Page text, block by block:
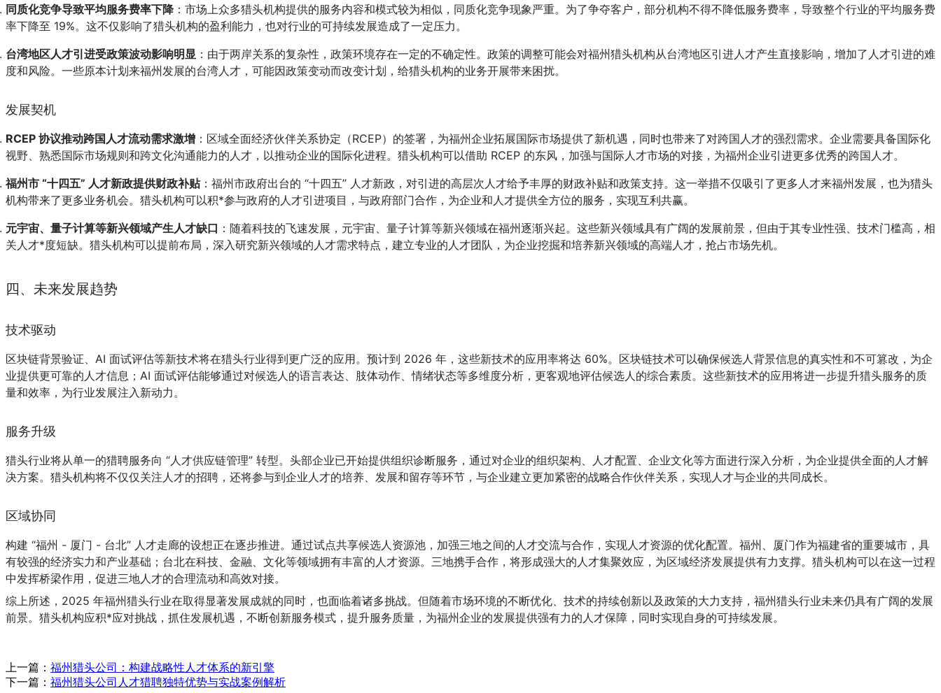
同质化竞争导致平均服务费率下降 ：市场上众多猎头机构提供的服务内容和模式较为相似，同质化竞争现象严重。为了争夺客户，部分机构不得不降低服务费率，导致整个行业的平均服务费
率下降至 19%。这不仅影响了猎头机构的盈利能力，也对行业的可持续发展造成了一定压力。
台湾地区人才引进受政策波动影响明显 ：由于两岸关系的复杂性，政策环境存在一定的不确定性。政策的调整可能会对福州猎头机构从台湾地区引进人才产生直接影响，增加了人才引进的难
度和风险。一些原本计划来福州发展的台湾人才，可能因政策变动而改变计划，给猎头机构的业务开展带来困扰。
发展契机
RCEP 协议推动跨国人才流动需求激增 ：区域全面经济伙伴关系协定（RCEP）的签署，为福州企业拓展国际市场提供了新机遇，同时也带来了对跨国人才的强烈需求。企业需要具备国际化
视野、熟悉国际市场规则和跨文化沟通能力的人才，以推动企业的国际化进程。猎头机构可以借助 RCEP 的东风，加强与国际人才市场的对接，为福州企业引进更多优秀的跨国人才。
福州市 “十四五” 人才新政提供财政补贴：福州市政府出台的 “十四五” 人才新政，对引进的高层次人才给予丰厚的财政补贴和政策支持。这一举措不仅吸引了更多人才来福州发展，也为猎头
机构带来了更多业务机会。猎头机构可以积*参与政府的人才引进项目，与政府部门合作，为企业和人才提供全方位的服务，实现互利共赢。
元宇宙、量子计算等新兴领域产生人才缺口 ：随着科技的飞速发展，元宇宙、量子计算等新兴领域在福州逐渐兴起。这些新兴领域具有广阔的发展前景，但由于其专业性强、技术门槛高，相
关人才*度短缺。猎头机构可以提前布局，深入研究新兴领域的人才需求特点，建立专业的人才团队，为企业挖掘和培养新兴领域的高端人才，抢占市场先机。
四、未来发展趋势
技术驱动
区块链背景验证、AI 面试评估等新技术将在猎头行业得到更广泛的应用。预计到 2026 年，这些新技术的应用率将达 60%。区块链技术可以确保候选人背景信息的真实性和不可篡改，为企
业提供更可靠的人才信息；AI 面试评估能够通过对候选人的语言表达、肢体动作、情绪状态等多维度分析，更客观地评估候选人的综合素质。这些新技术的应用将进一步提升猎头服务的质
量和效率，为行业发展注入新动力。
服务升级
猎头行业将从单一的猎聘服务向 “人才供应链管理” 转型。头部企业已开始提供组织诊断服务，通过对企业的组织架构、人才配置、企业文化等方面进行深入分析，为企业提供全面的人才解
决方案。猎头机构将不仅仅关注人才的招聘，还将参与到企业人才的培养、发展和留存等环节，与企业建立更加紧密的战略合作伙伴关系，实现人才与企业的共同成长。
区域协同
构建 “福州 - 厦门 - 台北” 人才走廊的设想正在逐步推进。通过试点共享候选人资源池，加强三地之间的人才交流与合作，实现人才资源的优化配置。福州、厦门作为福建省的重要城市，具
有较强的经济实力和产业基础；台北在科技、金融、文化等领域拥有丰富的人才资源。三地携手合作，将形成强大的人才集聚效应，为区域经济发展提供有力支撑。猎头机构可以在这一过程
中发挥桥梁作用，促进三地人才的合理流动和高效对接。
综上所述，2025 年福州猎头行业在取得显著发展成就的同时，也面临着诸多挑战。但随着市场环境的不断优化、技术的持续创新以及政策的大力支持，福州猎头行业未来仍具有广阔的发展
前景。猎头机构应积*应对挑战，抓住发展机遇，不断创新服务模式，提升服务质量，为福州企业的发展提供强有力的人才保障，同时实现自身的可持续发展。
上一篇： 福州猎头公司：构建战略性人才体系的新引擎
下一篇： 福州猎头公司人才猎聘独特优势与实战案例解析